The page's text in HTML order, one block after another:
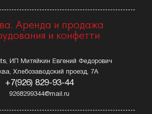
Аренда и продажа
и конфетти
ИП Митяйкин Евгений Федорович
Хлебозаводский проезд, 7А
+7(926) 829-93-44
9268299344@mail.ru